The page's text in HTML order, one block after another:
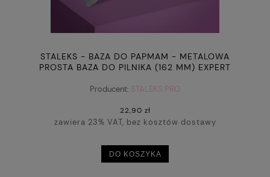
STALEKS - BAZA DO PAPMAM - METALOWA
PROSTA BAZA DO PILNIKA (162 MM) EXPERT
Producent: STALEKS PRO
22,90 zł
zawiera 23% VAT, bez kosztów dostawy
DO KOSZYKA